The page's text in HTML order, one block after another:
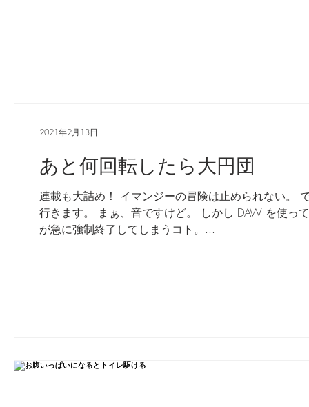
あと何回転したら大円団
連載も大詰め！ イマンジーの冒険は止められない。
行きます。 まぁ、音ですけど。 しかし DAW を使っ
が急に強制終了してしまうコト。...
2021年2月13日